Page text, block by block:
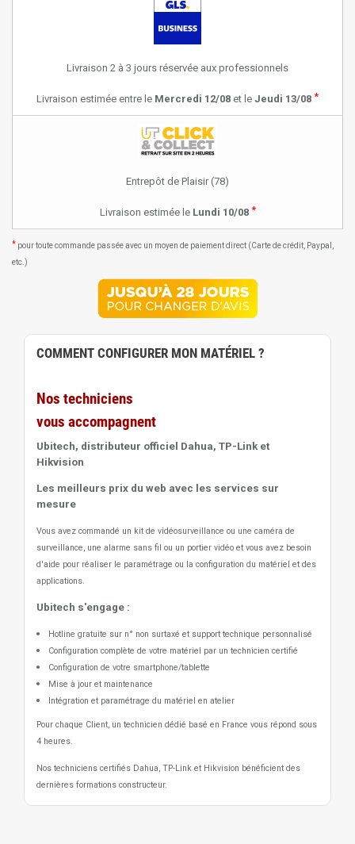
Livraison 2 à 3 jours réservée aux professionnels
Livraison estimée entre le Mercredi 12/08 et le Jeudi 13/08 *
Entrepôt de Plaisir (78)
Livraison estimée le Lundi 10/08 *
* pour toute commande passée avec un moyen de paiement direct (Carte de crédit, Paypal,
etc.)
COMMENT CONFIGURER MON MATÉRIEL ?
Nos techniciens
vous accompagnent
Ubitech, distributeur officiel Dahua, TP-Link et
Hikvision
Les meilleurs prix du web avec les services sur
mesure
Vous avez commandé un kit de vidéosurveillance ou une caméra de
surveillance, une alarme sans fil ou un portier vidéo et vous avez besoin
d'aide pour réaliser le paramétrage ou la configuration du matériel et des
applications.
Ubitech s'engage :
Hotline gratuite sur n° non surtaxé et support technique personnalisé
Configuration complète de votre matériel par un technicien certifié
Configuration de votre smartphone/tablette
Mise à jour et maintenance
Intégration et paramétrage du matériel en atelier
Pour chaque Client, un technicien dédié basé en France vous répond sous
4 heures.
Nos techniciens certifiés Dahua, TP-Link et Hikvision bénéficient des
dernières formations constructeur.